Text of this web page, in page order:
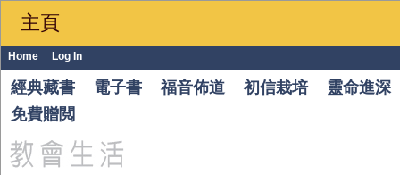
主頁
Home Log In
經典藏書 電子書 福音佈道 初信栽培
靈命進深
免費贈閲